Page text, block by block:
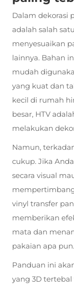
Dalam dekorasi
adalah salah
menyesuaikan
lainnya. Bahan
mudah
yang kuat dan
kecil di rumah
besar, HTV
melakukan
Namun,
cukup. Jika
secara visual
vinyl transfer
memberikan
mata dan
pakaian apa pun.
Panduan ini
yang 3D tertebal